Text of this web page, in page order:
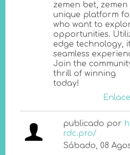
zemen bet,
unique platform
who want to
opportunities.
edge technology,
seamless
Join the
thrill of winning
today!
publicado por
rdc.pro/
Sábado, 08